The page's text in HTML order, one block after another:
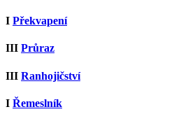
I Překvapení
III Průraz
III Ranhojičství
I Řemeslník